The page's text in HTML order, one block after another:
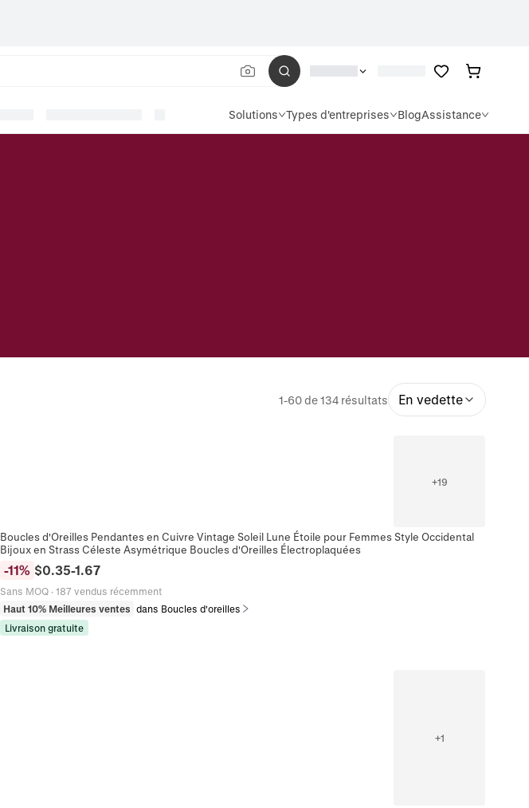
Solutions Types d'entreprises BlogAssistance
1-60 de 134 résultats En vedette
+19
Boucles d'Oreilles Pendantes en Cuivre Vintage Soleil Lune Étoile pour Femmes Style Occidental
Bijoux en Strass Céleste Asymétrique Boucles d'Oreilles Électroplaquées
-11% $0.35-1.67
Sans MOQ · 187 vendus récemment
Haut 10% Meilleures ventes dans Boucles d'oreilles
Livraison gratuite
+1